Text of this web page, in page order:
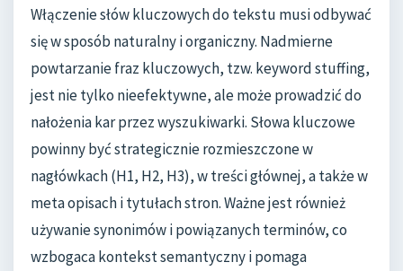
Włączenie słów kluczowych do tekstu musi odbywać
się w sposób naturalny i organiczny. Nadmierne
powtarzanie fraz kluczowych, tzw. keyword stuffing,
jest nie tylko nieefektywne, ale może prowadzić do
nałożenia kar przez wyszukiwarki. Słowa kluczowe
powinny być strategicznie rozmieszczone w
nagłówkach (H1, H2, H3), w treści głównej, a także w
meta opisach i tytułach stron. Ważne jest również
używanie synonimów i powiązanych terminów, co
wzbogaca kontekst semantyczny i pomaga